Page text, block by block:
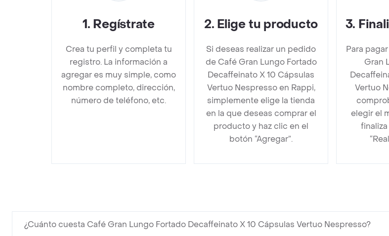
1. Regístrate
Crea tu perfil y completa tu
registro. La información a
agregar es muy simple, como
nombre completo, dirección,
número de teléfono, etc.
2. Elige tu producto
Si deseas realizar un pedido
de Café Gran Lungo Fortado
Decaffeinato X 10 Cápsulas
Vertuo Nespresso en Rappi,
simplemente elige la tienda
en la que deseas comprar el
producto y haz clic en el
botón “Agregar”.
3.
Para
Gran
Vertuo
elegir el
¿Cuánto cuesta Café Gran Lungo Fortado Decaffeinato X 10 Cápsulas Vertuo Nespresso?